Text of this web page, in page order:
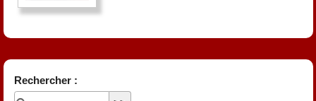
Rechercher :